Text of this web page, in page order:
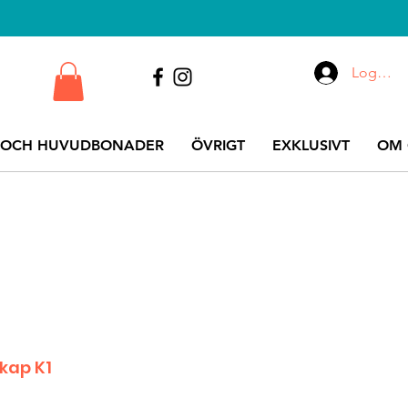
HUVUDBONADER ÖVRIGT EXKLUSIVT OM
Logga
K1